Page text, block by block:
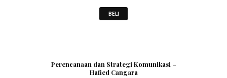
BELI
Perencanaan dan Strategi Komunikasi –
Hafied Cangara